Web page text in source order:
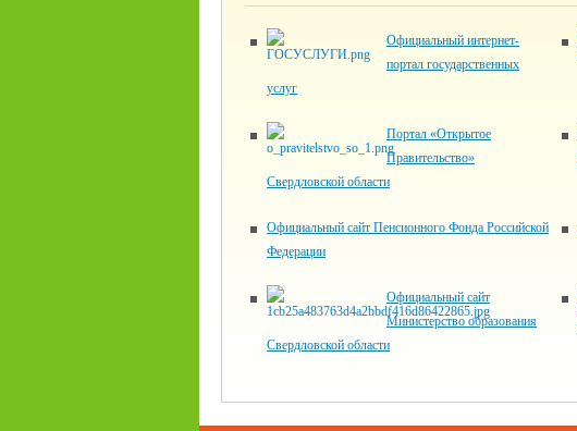
Официальный интернет-
портал государственных
услуг
Портал «Открытое
Правительство»
Свердловской области
Официальный сайт Пенсионного Фонда Российской
Федерации
Официальный сайт
Министерство образования
Свердловской области